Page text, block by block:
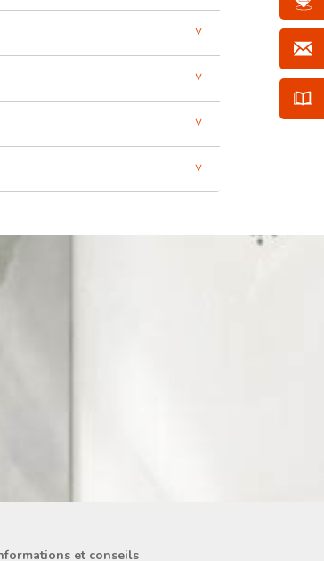
et conseils